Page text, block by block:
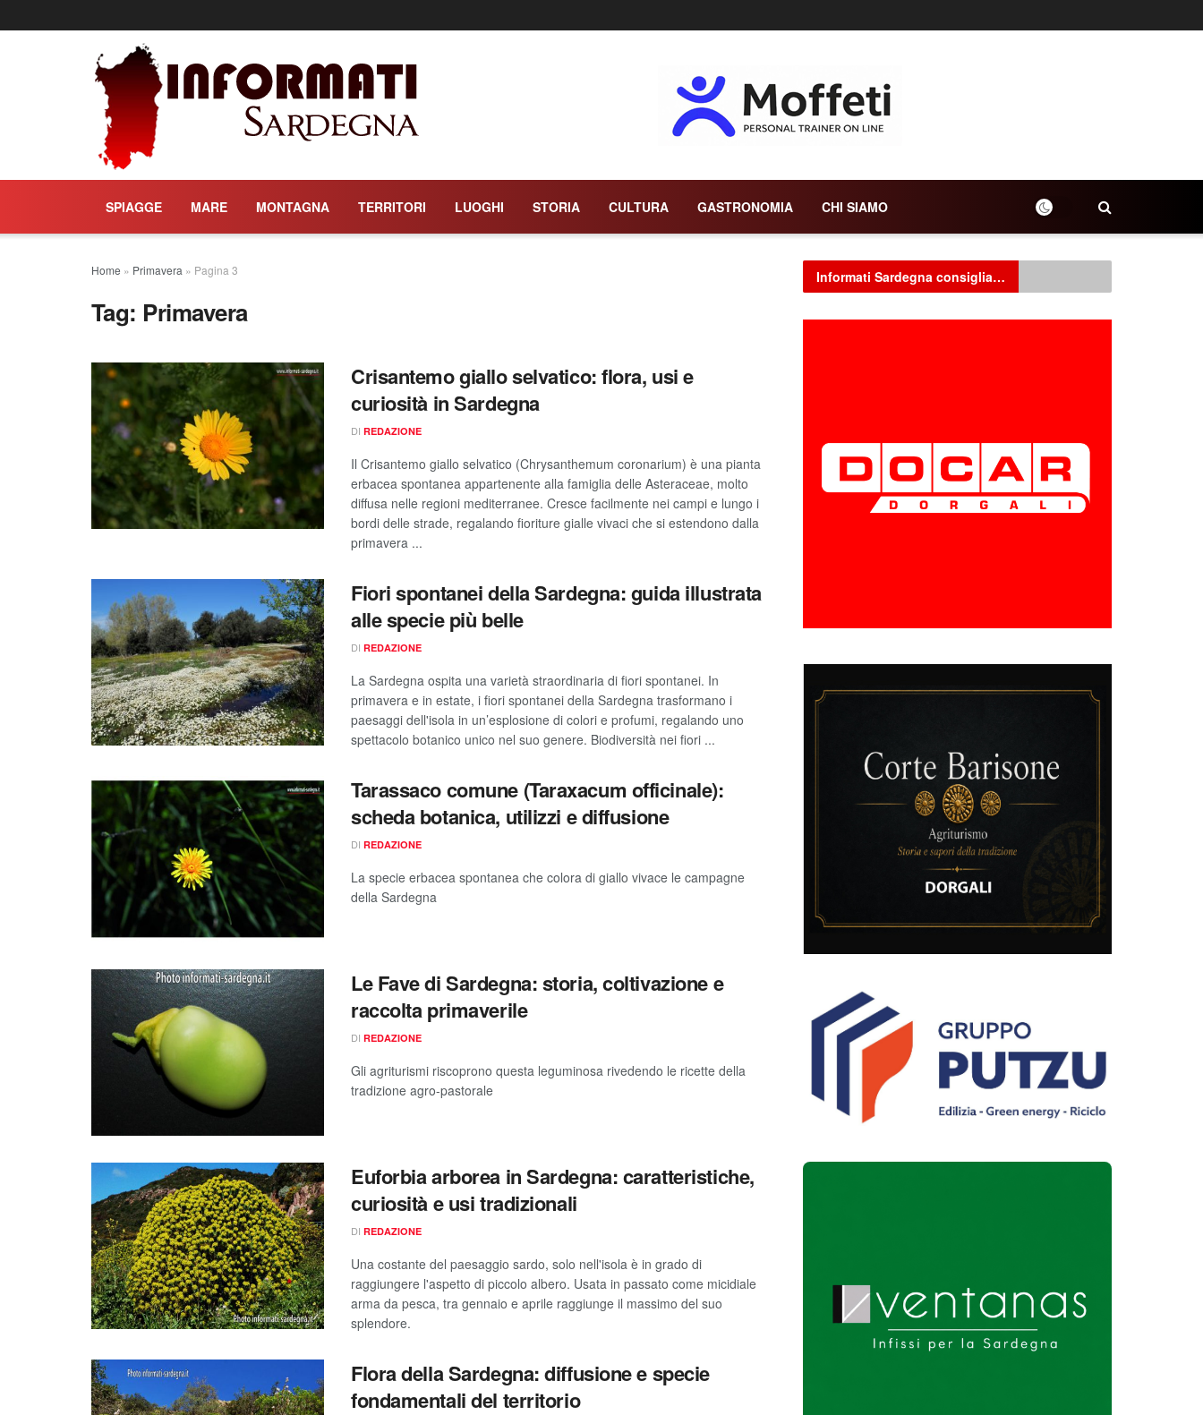
SPIAGGE MARE MONTAGNA TERRITORI LUOGHI STORIA CULTURA GASTRONOMIA CHI SIAMO
Home » Primavera » Pagina 3
Tag: Primavera
Crisantemo giallo selvatico: flora, usi e
curiosità in Sardegna
DI REDAZIONE
Il Crisantemo giallo selvatico (Chrysanthemum coronarium) è una pianta
erbacea spontanea appartenente alla famiglia delle Asteraceae, molto
diffusa nelle regioni mediterranee. Cresce facilmente nei campi e lungo i
bordi delle strade, regalando fioriture gialle vivaci che si estendono dalla
primavera ...
Fiori spontanei della Sardegna: guida illustrata
alle specie più belle
DI REDAZIONE
La Sardegna ospita una varietà straordinaria di fiori spontanei. In
primavera e in estate, i fiori spontanei della Sardegna trasformano i
paesaggi dell'isola in un’esplosione di colori e profumi, regalando uno
spettacolo botanico unico nel suo genere. Biodiversità nei fiori ...
Tarassaco comune (Taraxacum officinale):
scheda botanica, utilizzi e diffusione
DI REDAZIONE
La specie erbacea spontanea che colora di giallo vivace le campagne
della Sardegna
Le Fave di Sardegna: storia, coltivazione e
raccolta primaverile
DI REDAZIONE
Gli agriturismi riscoprono questa leguminosa rivedendo le ricette della
tradizione agro-pastorale
Euforbia arborea in Sardegna: caratteristiche,
curiosità e usi tradizionali
DI REDAZIONE
Una costante del paesaggio sardo, solo nell'isola è in grado di
raggiungere l'aspetto di piccolo albero. Usata in passato come micidiale
arma da pesca, tra gennaio e aprile raggiunge il massimo del suo
splendore.
Flora della Sardegna: diffusione e specie
fondamentali del territorio
Informati Sardegna consiglia…